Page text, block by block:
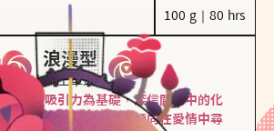
100 g｜80 hrs
浪漫型
大馬士革玫瑰
情與性吸引力為基礎，深信關係中的化
次相遇都是命中註定。傾向在愛情中尋